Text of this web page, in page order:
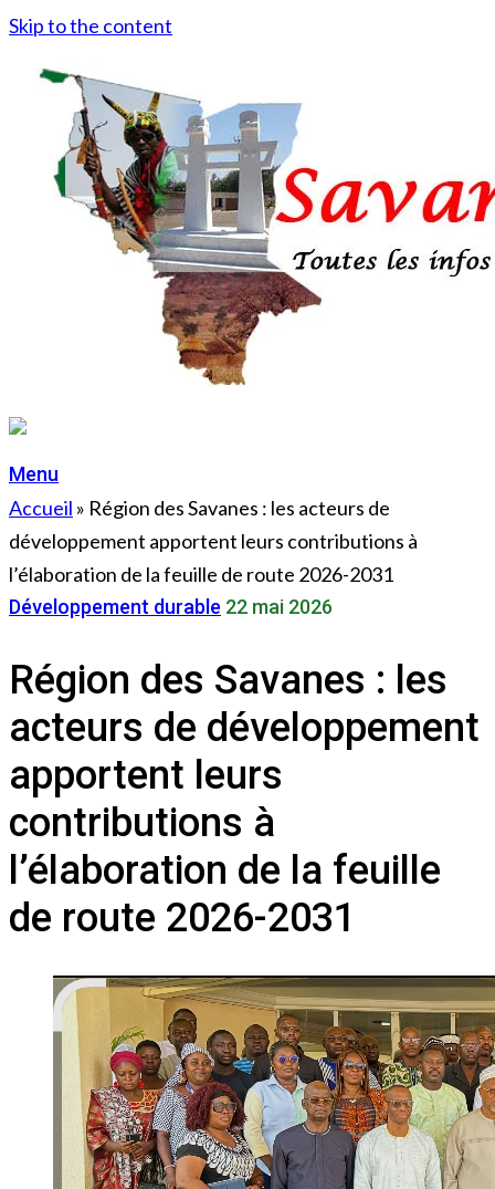
Skip to the content
Menu
Accueil » Région des Savanes : les acteurs de
développement apportent leurs contributions à
l’élaboration de la feuille de route 2026-2031
Développement durable 22 mai 2026
Région des Savanes : les
acteurs de développement
apportent leurs
contributions à
l’élaboration de la feuille
de route 2026-2031